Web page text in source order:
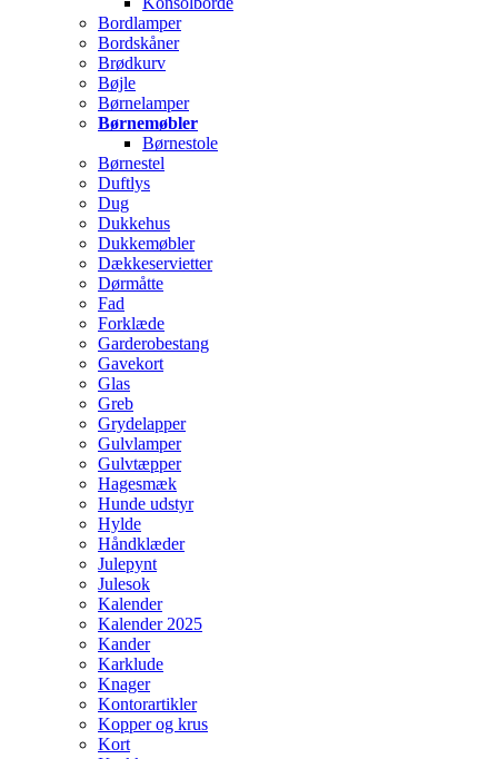
Bordlamper
Bordskåner
Brødkurv
Bøjle
Børnelamper
Børnemøbler
Børnestole
Børnestel
Duftlys
Dug
Dukkehus
Dukkemøbler
Dækkeservietter
Dørmåtte
Fad
Forklæde
Garderobestang
Gavekort
Glas
Greb
Grydelapper
Gulvlamper
Gulvtæpper
Hagesmæk
Hunde udstyr
Hylde
Håndklæder
Julepynt
Julesok
Kalender
Kalender 2025
Kander
Karklude
Knager
Kontorartikler
Kopper og krus
Kort